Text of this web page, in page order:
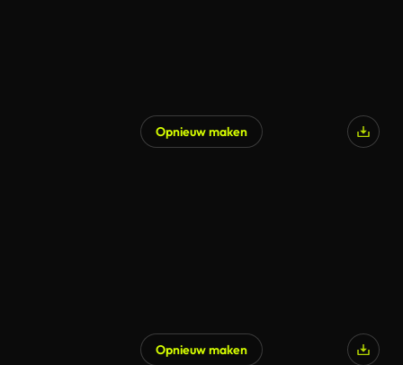
Opnieuw maken
Opnieuw maken